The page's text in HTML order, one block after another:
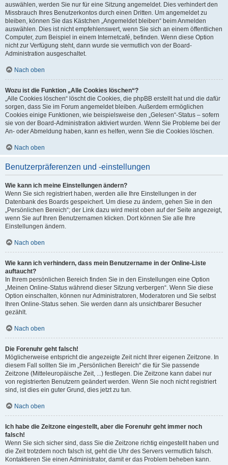
auswählen, werden Sie nur für eine Sitzung angemeldet. Dies verhindert den
Missbrauch Ihres Benutzerkontos durch einen Dritten. Um angemeldet zu
bleiben, können Sie das Kästchen „Angemeldet bleiben“ beim Anmelden
auswählen. Dies ist nicht empfehlenswert, wenn Sie sich an einem öffentlichen
Computer, zum Beispiel in einem Internetcafé, befinden. Wenn diese Option
nicht zur Verfügung steht, dann wurde sie vermutlich von der Board-
Administration ausgeschaltet.
Nach oben
Wozu ist die Funktion „Alle Cookies löschen“?
„Alle Cookies löschen“ löscht die Cookies, die phpBB erstellt hat und die dafür
sorgen, dass Sie im Forum angemeldet bleiben. Außerdem ermöglichen
Cookies einige Funktionen, wie beispielsweise den „Gelesen“-Status – sofern
sie von der Board-Administration aktiviert wurden. Wenn Sie Probleme bei der
An- oder Abmeldung haben, kann es helfen, wenn Sie die Cookies löschen.
Nach oben
Benutzerpräferenzen und -einstellungen
Wie kann ich meine Einstellungen ändern?
Wenn Sie sich registriert haben, werden alle Ihre Einstellungen in der
Datenbank des Boards gespeichert. Um diese zu ändern, gehen Sie in den
„Persönlichen Bereich“; der Link dazu wird meist oben auf der Seite angezeigt,
wenn Sie auf Ihren Benutzernamen klicken. Dort können Sie alle Ihre
Einstellungen ändern.
Nach oben
Wie kann ich verhindern, dass mein Benutzername in der Online-Liste
auftaucht?
In Ihrem persönlichen Bereich finden Sie in den Einstellungen eine Option
„Meinen Online-Status während dieser Sitzung verbergen“. Wenn Sie diese
Option einschalten, können nur Administratoren, Moderatoren und Sie selbst
Ihren Online-Status sehen. Sie werden dann als unsichtbarer Besucher
gezählt.
Nach oben
Die Forenuhr geht falsch!
Möglicherweise entspricht die angezeigte Zeit nicht Ihrer eigenen Zeitzone. In
diesem Fall sollten Sie im „Persönlichen Bereich“ die für Sie passende
Zeitzone (Mitteleuropäische Zeit, ...) festlegen. Die Zeitzone kann dabei nur
von registrierten Benutzern geändert werden. Wenn Sie noch nicht registriert
sind, ist dies ein guter Grund, dies jetzt zu tun.
Nach oben
Ich habe die Zeitzone eingestellt, aber die Forenuhr geht immer noch
falsch!
Wenn Sie sich sicher sind, dass Sie die Zeitzone richtig eingestellt haben und
die Zeit trotzdem noch falsch ist, geht die Uhr des Servers vermutlich falsch.
Kontaktieren Sie einen Administrator, damit er das Problem beheben kann.